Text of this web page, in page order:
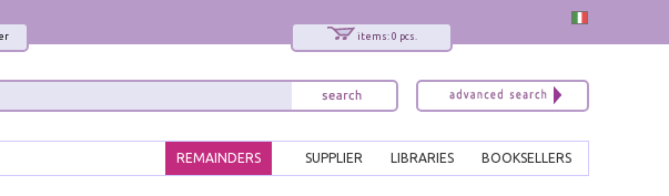
items: 0 pcs.
BOOKSELLERS
LIBRARIES
SUPPLIER
REMAINDERS